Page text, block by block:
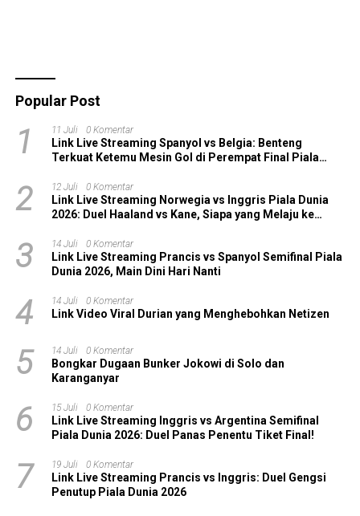
Popular Post
1 11 Juli 0 Komentar
Link Live Streaming Spanyol vs Belgia: Benteng
Terkuat Ketemu Mesin Gol di Perempat Final Piala
2 12 Juli 0 Komentar
Link Live Streaming Norwegia vs Inggris Piala Dunia
2026: Duel Haaland vs Kane, Siapa yang Melaju ke
3 14 Juli 0 Komentar
Link Live Streaming Prancis vs Spanyol Semifinal Piala
Dunia 2026, Main Dini Hari Nanti
4 14 Juli 0 Komentar
Link Video Viral Durian yang Menghebohkan Netizen
5 14 Juli 0 Komentar
Bongkar Dugaan Bunker Jokowi di Solo dan
Karanganyar
6 15 Juli 0 Komentar
Link Live Streaming Inggris vs Argentina Semifinal
Piala Dunia 2026: Duel Panas Penentu Tiket Final!
7 19 Juli 0 Komentar
Link Live Streaming Prancis vs Inggris: Duel Gengsi
Penutup Piala Dunia 2026